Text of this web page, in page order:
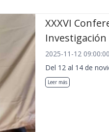
XXXVI
2025-11-12 09:00:00
Del 12 al 14 de
Leer más